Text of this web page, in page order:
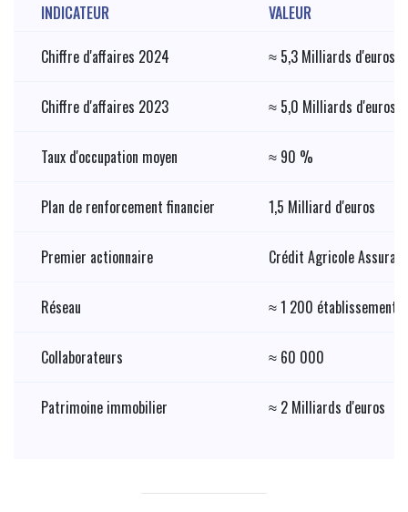
INDICATEUR
VALEUR
Chiffre d'affaires 2024
≈ 5,3 Milliards d'euros
Chiffre d'affaires 2023 ≈ 5,0 Milliards d'euros
Taux d'occupation moyen ≈ 90 %
Plan de renforcement financier 1,5 Milliard d'euros
Premier actionnaire Crédit Agricole
Réseau ≈ 1 200
Collaborateurs ≈ 60 000
Patrimoine immobilier ≈ 2 Milliards d'euros